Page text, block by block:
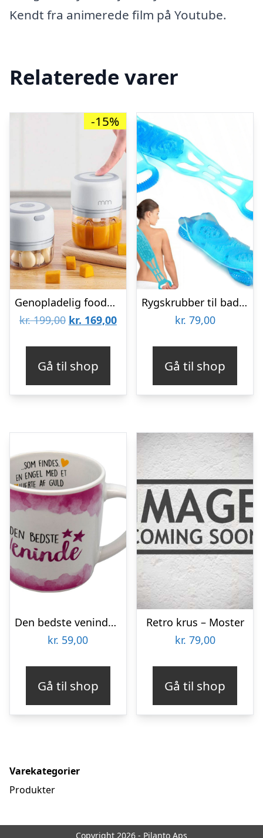
Kendt fra animerede film på Youtube.
Relaterede varer
-15%
Genopladelig foodprocessor
kr.199,00 Den
kr. 199,00.
kr. 169,00Den
kr. 169,00.
Gå til shop
Rygskrubber til badet – massage og kropvask
kr. 79,00
Gå til shop
Den bedste veninde krus
kr. 59,00
Gå til shop
Retro krus – Moster
kr. 79,00
Gå til shop
Varekategorier
Produkter
Copyright 2026 - Pilanto Aps